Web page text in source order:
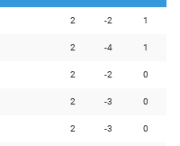
2 -2 1
2 -4 1
2 -2 0
2 -3 0
2 -3 0